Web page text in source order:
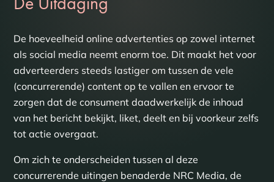
De hoeveelheid online advertenties op zowel internet
als social media neemt enorm toe. Dit maakt het voor
adverteerders steeds lastiger om tussen de vele
(concurrerende) content op te vallen en ervoor te
zorgen dat de consument daadwerkelijk de inhoud
van het bericht bekijkt, liket, deelt en bij voorkeur zelfs
tot actie overgaat.
Om zich te onderscheiden tussen al deze
concurrerende uitingen benaderde NRC Media, de